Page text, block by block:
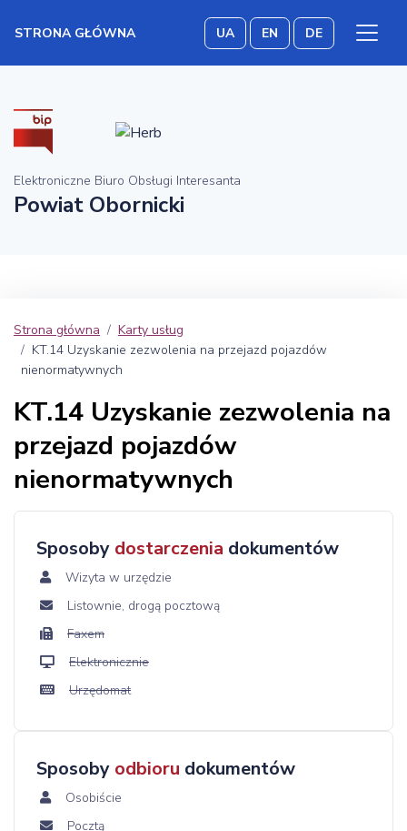
STRONA GŁÓWNA UA EN DE
Elektroniczne Biuro Obsługi Interesanta
Powiat Obornicki
Strona główna
Karty usług
KT.14 Uzyskanie zezwolenia na przejazd pojazdów
nienormatywnych
KT.14 Uzyskanie zezwolenia na
przejazd pojazdów
nienormatywnych
Sposoby dostarczenia dokumentów
Wizyta w urzędzie
Listownie, drogą pocztową
Faxem
Elektronicznie
Urzędomat
Sposoby odbioru dokumentów
Osobiście
Pocztą